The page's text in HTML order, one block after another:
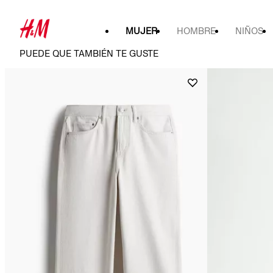
MUJER HOMBRE NIÑOS
PUEDE QUE TAMBIÉN TE GUSTE